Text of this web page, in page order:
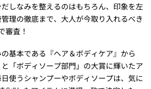
しなみを整えるのはもちろん、印象を左
理の徹底まで、大人が今取り入れるべき
審査！
基本である『ヘア＆ボディケア』から
と「ボディソープ部門」の大賞に輝いたア
使うシャンプーやボディソープは、気に